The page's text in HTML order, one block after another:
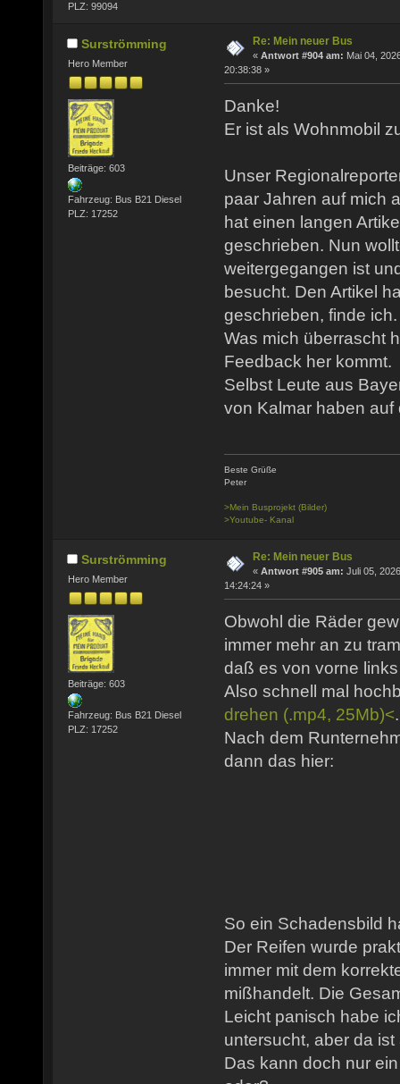
PLZ: 99094
Surströmming
Hero Member
Beiträge: 603
Fahrzeug: Bus B21 Diesel
PLZ: 17252
Re: Mein neuer Bus
« Antwort #904 am: Mai 04,
20:38:38 »
Danke!
Er ist als Wohnmobil
Unser
paar Jahren auf mich
hat einen langen
geschrieben. Nun
weitergegangen ist
besucht. Den Artikel
geschrieben, finde ich.
Was mich überrascht
Feedback her kommt.
Selbst Leute aus
von Kalmar haben
Beste Grüße
Peter
>Mein Busprojekt (Bilder)
>Youtube- Kanal
Surströmming
Hero Member
Beiträge: 603
Fahrzeug: Bus B21 Diesel
PLZ: 17252
Re: Mein neuer Bus
« Antwort #905 am: Juli 05,
14:24:24 »
Obwohl die Räder
immer mehr an zu
daß es von vorne
Also schnell mal
drehen (.mp4, 25Mb)<
Nach dem
dann das hier:
So ein Schadensbild
Der Reifen wurde
immer mit dem
mißhandelt. Die
Leicht panisch habe
untersucht, aber da ist
Das kann doch nur